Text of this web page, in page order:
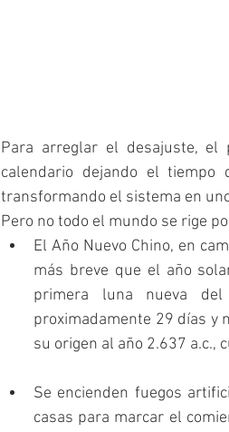
Para arreglar el desajuste, el
calendario dejando el
transformando el sistema en
Pero no todo el mundo se rige
El Año Nuevo Chino, en
más breve que el año
primera luna nueva
proximadamente 29 días y
su origen al año 2.637 a.c.,
Se encienden fuegos
casas para marcar el